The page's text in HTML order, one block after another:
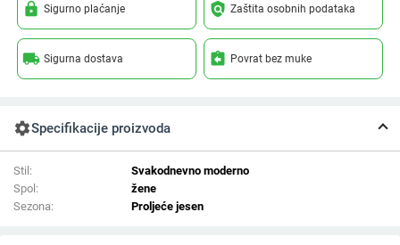
lock Sigurno plaćanje policy Zaštita osobnih podataka
local_shipping Sigurna dostava assignment_return Povrat bez muke
settingsSpecifikacije proizvoda
Stil:
Svakodnevno moderno
Spol:
žene
Sezona:
Proljeće jesen